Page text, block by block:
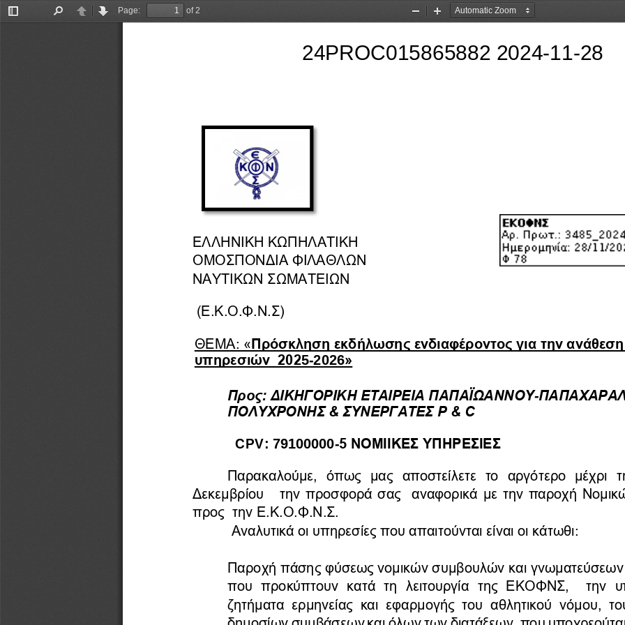
Toggle
PreviousNext
Page:
of 2
Zoom
Zoom
ΕΛΛΗΝΙΚΗ ΚΩΠΗΛΑΤΙΚΗ
ΟΜΟΣΠΟΝΔΙΑ ΦΙΛΑΘΛΩΝ
ΝΑΥΤΙΚΩΝ
(Ε.Κ.Ο.Φ.Ν.Σ)
ΘΕΜΑ: «Πρόσκληση εκδήλωσης ενδιαφέροντος για την
υπηρεσιών  2025-2026»
Προς: ΔΙΚΗΓΟΡΙΚΗ ΕΤΑΙΡΕΙΑ ΠΑΠΑΪΩΑΝΝΟΥ-
ΠΟΛΥΧΡΟΝΗΣ & ΣΥΝΕΡΓΑΤΕΣ P & C
CPV: 79100000-5 ΝΟΜΙΙΚΕΣ ΥΠΗΡΕΣΙΕΣ
Παρακαλούμε,  όπως  μας  αποστείλετε  το  αργότερο  μέχρι
Δεκεμβρίου
την προσφορά σας  αναφορικά με την παροχή
προς  την Ε.Κ.Ο.Φ.Ν.Σ.
Αναλυτικά οι υπηρεσίες που απαιτούνται είναι οι κάτωθι:
Παροχή πάσης φύσεως νομικών συμβουλών και
που  προκύπτουν  κατά  τη  λειτουργία  της  ΕΚΟΦΝΣ,    την
ζητήματα ερμηνείας και εφαρμογής του αθλητικού νόμου,